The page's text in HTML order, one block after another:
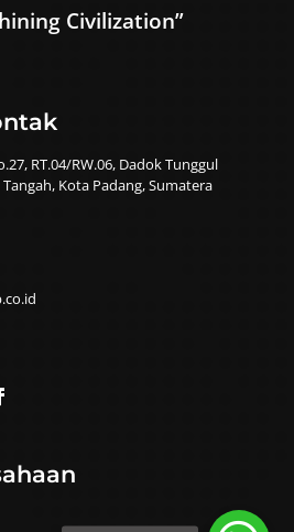
Civilization”
RT.04/RW.06, Dadok Tunggul
Kota Padang, Sumatera